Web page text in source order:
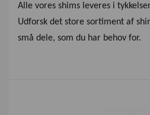
Alle vores shims leveres i
Udforsk det store sortiment af
små dele, som du har behov for.